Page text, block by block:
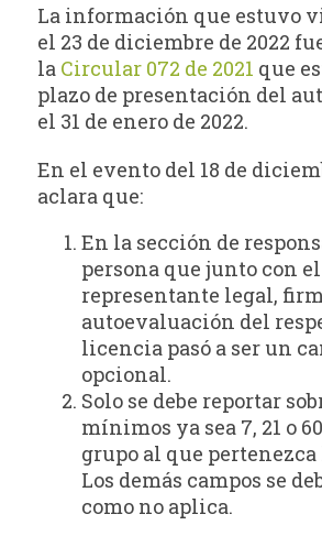
La información que estuvo
el 23 de diciembre de 2022
la Circular 072 de 2021 que
plazo de presentación del
el 31 de enero de 2022.
En el evento del 18 de
aclara que:
En la sección de
persona que junto con el
representante legal,
autoevaluación del
licencia pasó a ser un
opcional.
Solo se debe reportar
mínimos ya sea 7, 21 o
grupo al que pertenezca
Los demás campos se
como no aplica.